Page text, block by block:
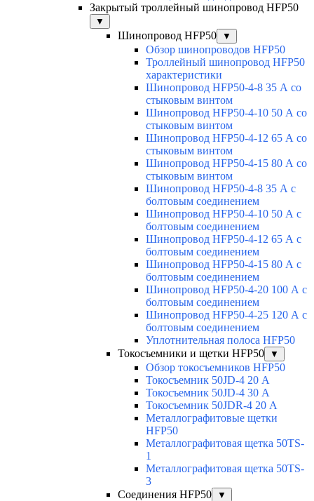
Закрытый троллейный шинопровод HFP50
▼
Шинопровод HFP50 ▼
Обзор шинопроводов HFP50
Троллейный шинопровод HFP50
характеристики
Шинопровод HFP50-4-8 35 А со
стыковым винтом
Шинопровод HFP50-4-10 50 А со
стыковым винтом
Шинопровод HFP50-4-12 65 А со
стыковым винтом
Шинопровод HFP50-4-15 80 А со
стыковым винтом
Шинопровод HFP50-4-8 35 А с
болтовым соединением
Шинопровод HFP50-4-10 50 А с
болтовым соединением
Шинопровод HFP50-4-12 65 А с
болтовым соединением
Шинопровод HFP50-4-15 80 А с
болтовым соединением
Шинопровод HFP50-4-20 100 А с
болтовым соединением
Шинопровод HFP50-4-25 120 А с
болтовым соединением
Уплотнительная полоса HFP50
Токосъемники и щетки HFP50
▼
Обзор токосъемников HFP50
Токосъемник 50JD-4 20 А
Токосъемник 50JD-4 30 А
Токосъемник 50JDR-4 20 А
Металлографитовые щетки
HFP50
Металлографитовая щетка 50TS-
1
Металлографитовая щетка 50TS-
3
Соединения HFP50
▼